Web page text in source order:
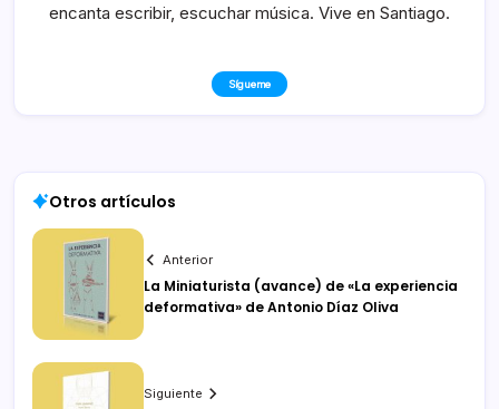
encanta escribir, escuchar música. Vive en Santiago.
Sígueme
Otros artículos
Anterior
La Miniaturista (avance) de «La experiencia
deformativa» de Antonio Díaz Oliva
Siguiente